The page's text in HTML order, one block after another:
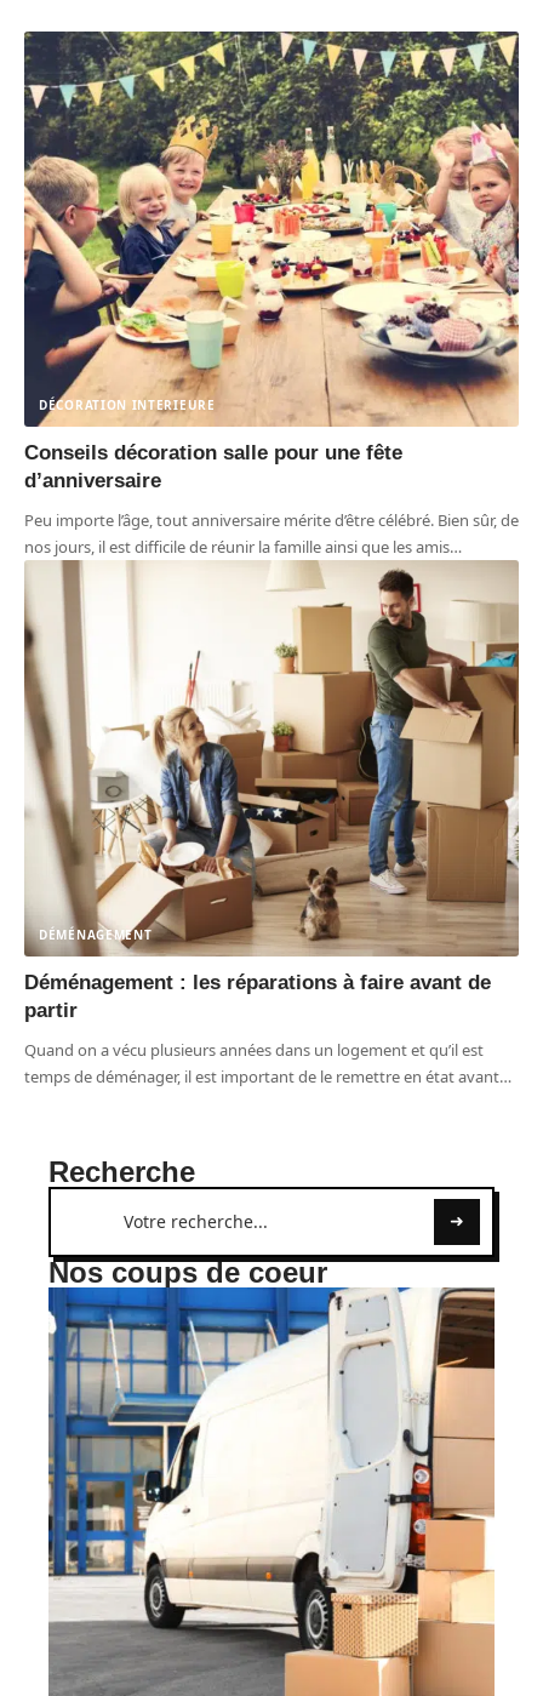
DÉCORATION INTERIEURE
Conseils décoration salle pour une fête
d’anniversaire
Peu importe l’âge, tout anniversaire mérite d’être célébré. Bien sûr, de
nos jours, il est difficile de réunir la famille ainsi que les amis…
DÉMÉNAGEMENT
Déménagement : les réparations à faire avant de
partir
Quand on a vécu plusieurs années dans un logement et qu’il est
temps de déménager, il est important de le remettre en état avant…
Recherche
Nos coups de coeur